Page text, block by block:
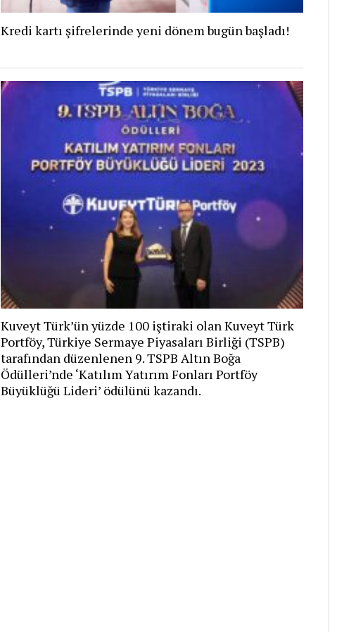
Kredi kartı şifrelerinde yeni dönem bugün başladı!
Kuveyt Türk’ün yüzde 100 iştiraki olan Kuveyt Türk
Portföy, Türkiye Sermaye Piyasaları Birliği (TSPB)
tarafından düzenlenen 9. TSPB Altın Boğa
Ödülleri’nde ‘Katılım Yatırım Fonları Portföy
Büyüklüğü Lideri’ ödülünü kazandı.